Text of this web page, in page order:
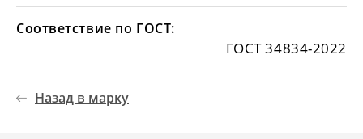
Соответствие по ГОСТ:
ГОСТ 34834-2022
Назад в марку